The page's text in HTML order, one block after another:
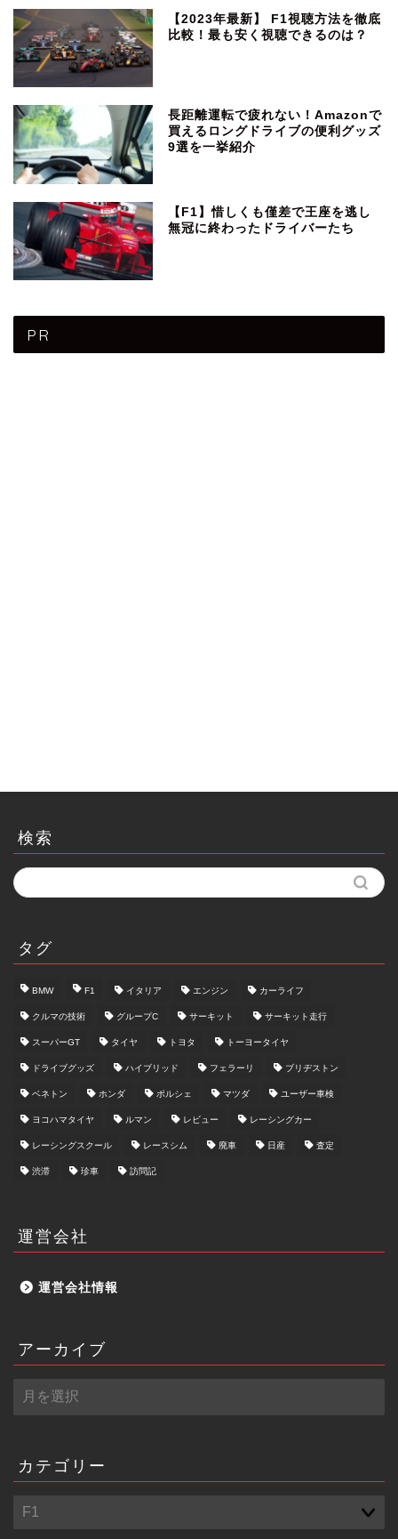
【2023年最新】 F1視聴方法を徹底
比較！最も安く視聴できるのは？
長距離運転で疲れない！Amazonで
買えるロングドライブの便利グッズ
9選を一挙紹介
【F1】惜しくも僅差で王座を逃し
無冠に終わったドライバーたち
PR
検索
タグ
BMW F1 イタリア エンジン カーライフ
クルマの技術 グループC サーキット サーキット走行
スーパーGT タイヤ トヨタ トーヨータイヤ
ドライブグッズ ハイブリッド フェラーリ ブリヂストン
ベネトン ホンダ ポルシェ マツダ ユーザー車検
ヨコハマタイヤ ルマン レビュー レーシングカー
レーシングスクール レースシム 廃車 日産 査定
渋滞 珍車 訪問記
運営会社
運営会社情報
アーカイブ
ー
ブ
カテゴリー